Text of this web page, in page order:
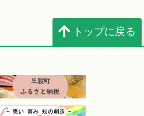
トップに戻る